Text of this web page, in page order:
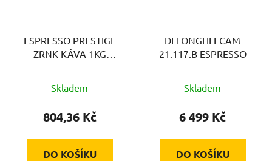
ESPRESSO PRESTIGE
ZRNK KÁVA 1KG
Skladem
804,36 Kč
DO KOŠÍKU
DELONGHI ECAM
21.117.B ESPRESSO
Skladem
6 499 Kč
DO KOŠÍKU